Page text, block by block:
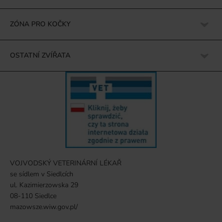
ZÓNA PRO KOČKY
OSTATNÍ ZVÍŘATA
VOJVODSKÝ VETERINÁRNÍ LÉKAŘ
se sídlem v Siedlcích
ul. Kazimierzowska 29
08-110 Siedlce
mazowsze.wiw.gov.pl/